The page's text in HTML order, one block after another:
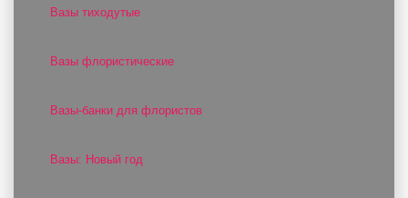
Вазы тиходутые
Вазы флористические
Вазы-банки для флористов
Вазы: Новый год